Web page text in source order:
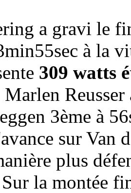
a gravi le
à la
309 watts
Marlen Reusser
3ème à
sur Van
plus
la montée